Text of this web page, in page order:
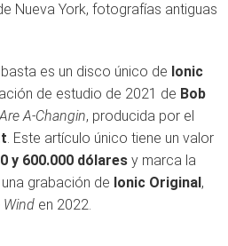
Nueva York, fotografías antiguas
es un disco único de Ionic
de estudio de 2021 de Bob
A-Changin, producida por el
. Este artículo único tiene un valor
y 600.000 dólares y marca la
grabación de Ionic Original,
Wind en 2022.